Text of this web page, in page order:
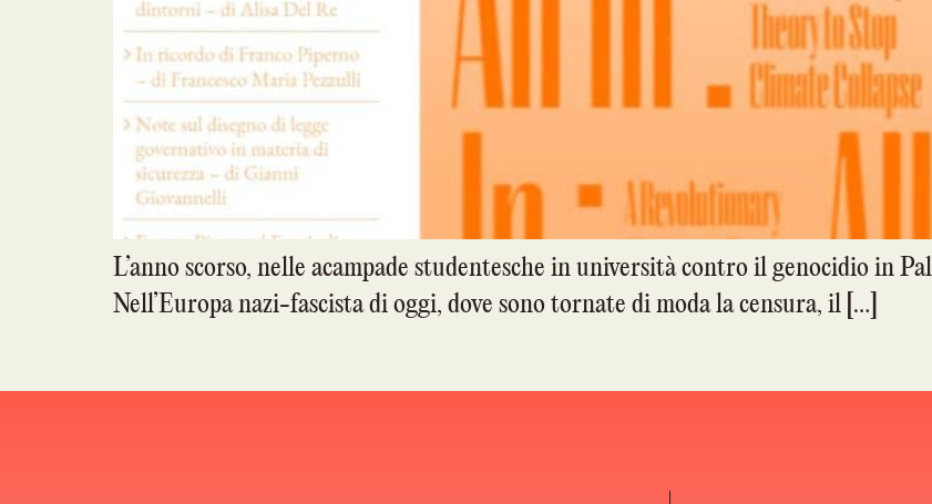
L’anno scorso, nelle acampade studentesche in università contro il genocidio in
Nell’Europa nazi-fascista di oggi, dove sono tornate di moda la censura, il […]